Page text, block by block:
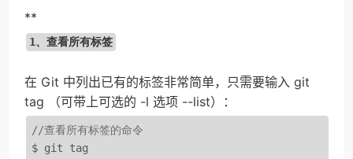
**
1、查看所有标签
在 Git 中列出已有的标签非常简单，只需要输入 git
tag （可带上可选的 -l 选项 --list）：
//查看所有标签的命令
$ git tag